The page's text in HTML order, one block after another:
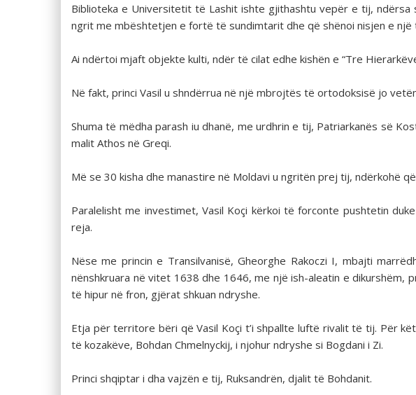
Biblioteka e Universitetit të Lashit ishte gjithashtu vepër e tij,
ngrit me mbështetjen e fortë të sundimtarit dhe që shënoi nisjen e
Ai ndërtoi mjaft objekte kulti, ndër të cilat edhe kishën e “Tre
Në fakt, princi Vasil u shndërrua në një mbrojtës të ortodoksisë jo
Shuma të mëdha parash iu dhanë, me urdhrin e tij, Patriarkanës së
malit Athos në Greqi.
Më se 30 kisha dhe manastire në Moldavi u ngritën prej tij, ndërkohë
Paralelisht me investimet, Vasil Koçi kërkoi të forconte pushtetin
reja.
Nëse me princin e Transilvanisë, Gheorghe Rakoczi I, mbajti
nënshkruara në vitet 1638 dhe 1646, me një ish-aleatin e dikurshëm,
të hipur në fron, gjërat shkuan ndryshe.
Etja për territore bëri që Vasil Koçi t’i shpallte luftë rivalit të tij. Për
të kozakëve, Bohdan Chmelnyckij, i njohur ndryshe si Bogdani i Zi.
Princi shqiptar i dha vajzën e tij, Ruksandrën, djalit të Bohdanit.